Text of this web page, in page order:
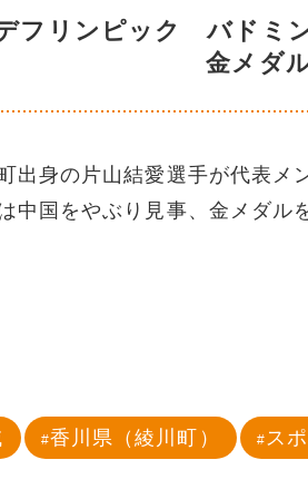
デフリンピック バドミ
金メダ
出身の片山結愛選手が代表メ
中国をやぶり見事、金メダル
香川県（綾川町） ス